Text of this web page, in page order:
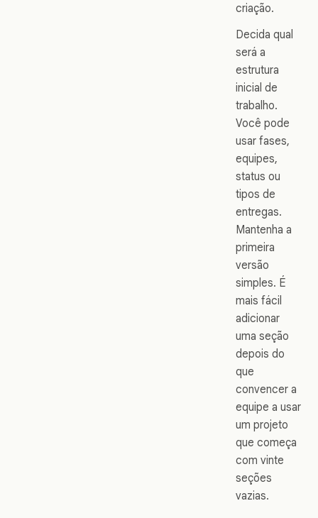
criação.
Decida qual
será a
estrutura
inicial de
trabalho.
Você pode
usar fases,
equipes,
status ou
tipos de
entregas.
Mantenha a
primeira
versão
simples. É
mais fácil
adicionar
uma seção
depois do
que
convencer a
equipe a usar
um projeto
que começa
com vinte
seções
vazias.